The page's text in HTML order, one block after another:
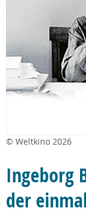
© Weltkino 2026
Ingeborg
der